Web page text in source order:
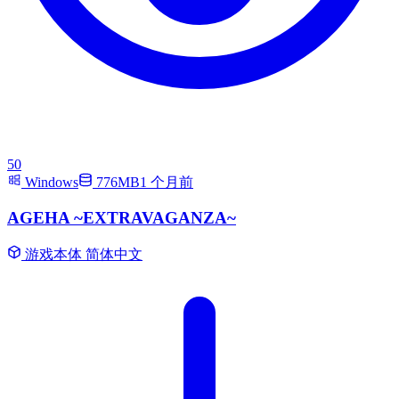
50
Windows
776MB1 个月前
AGEHA ~EXTRAVAGANZA~
游戏本体 简体中文